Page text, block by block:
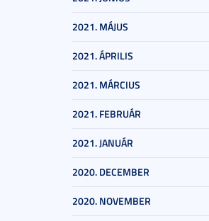
2021. MÁJUS
2021. ÁPRILIS
2021. MÁRCIUS
2021. FEBRUÁR
2021. JANUÁR
2020. DECEMBER
2020. NOVEMBER